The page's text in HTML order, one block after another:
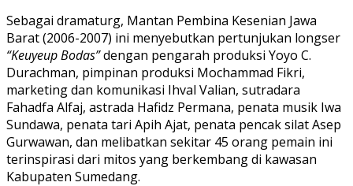
Sebagai dramaturg, Mantan Pembina Kesenian Jawa
Barat (2006-2007) ini menyebutkan pertunjukan longser
“Keuyeup Bodas”dengan pengarah produksi Yoyo C.
Durachman, pimpinan produksi Mochammad Fikri,
marketing dan komunikasi Ihval Valian, sutradara
Fahadfa Alfaj, astrada Hafidz Permana, penata musik Iwa
Sundawa, penata tari Apih Ajat, penata pencak silat Asep
Gurwawan, dan melibatkan sekitar 45 orang pemain ini
terinspirasi dari mitos yang berkembang di kawasan
Kabupaten Sumedang.